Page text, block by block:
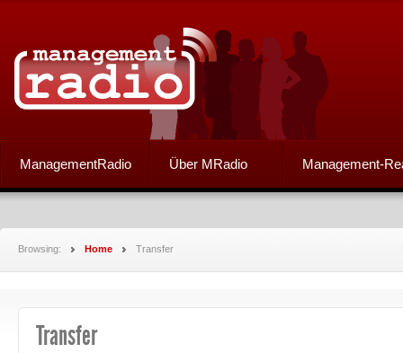
ManagementRadio Über MRadio Management-
Browsing: Home Transfer
Transfer